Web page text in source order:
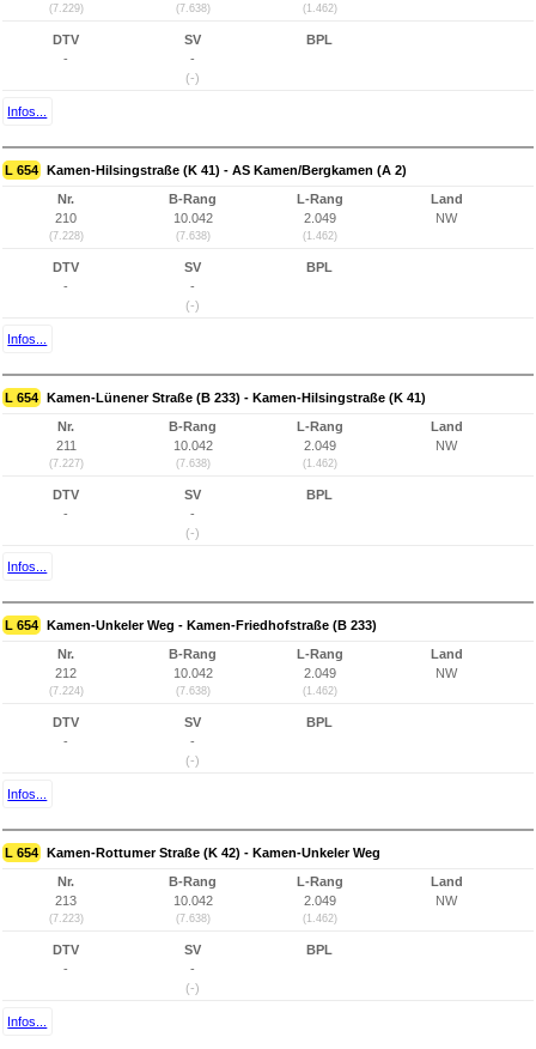
(7.229) (7.638) (1.462)
DTV
-
SV
-
(-)
BPL
Infos...
L 654 Kamen-Hilsingstraße (K 41) - AS Kamen/Bergkamen (A 2)
Nr.
210
(7.228)
B-Rang
10.042
(7.638)
L-Rang
2.049
(1.462)
Land
NW
DTV
-
SV
-
(-)
BPL
Infos...
L 654 Kamen-Lünener Straße (B 233) - Kamen-Hilsingstraße (K 41)
Nr.
211
(7.227)
B-Rang
10.042
(7.638)
L-Rang
2.049
(1.462)
Land
NW
DTV
-
SV
-
(-)
BPL
Infos...
L 654 Kamen-Unkeler Weg - Kamen-Friedhofstraße (B 233)
Nr.
212
(7.224)
B-Rang
10.042
(7.638)
L-Rang
2.049
(1.462)
Land
NW
DTV
-
SV
-
(-)
BPL
Infos...
L 654 Kamen-Rottumer Straße (K 42) - Kamen-Unkeler Weg
Nr.
213
(7.223)
B-Rang
10.042
(7.638)
L-Rang
2.049
(1.462)
Land
NW
DTV
-
SV
-
(-)
BPL
Infos...